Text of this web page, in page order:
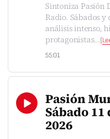
Sintoniza Pasión
Radio. Sábados y
análisis intenso,
protagonistas...[
55:01
Pasión
Sábado
2026